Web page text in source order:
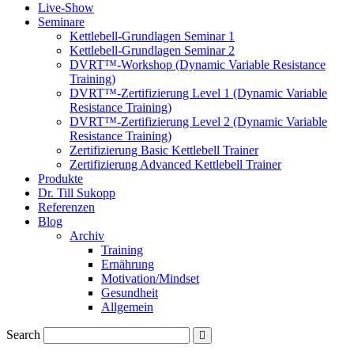
Live-Show
Seminare
Kettlebell-Grundlagen Seminar 1
Kettlebell-Grundlagen Seminar 2
DVRT™-Workshop (Dynamic Variable Resistance
Training)
DVRT™-Zertifizierung Level 1 (Dynamic Variable
Resistance Training)
DVRT™-Zertifizierung Level 2 (Dynamic Variable
Resistance Training)
Zertifizierung Basic Kettlebell Trainer
Zertifizierung Advanced Kettlebell Trainer
Produkte
Dr. Till Sukopp
Referenzen
Blog
Archiv
Training
Ernährung
Motivation/Mindset
Gesundheit
Allgemein
Search